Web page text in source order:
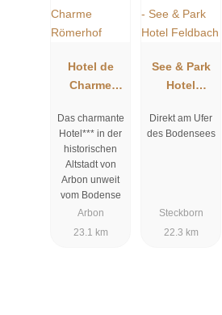
Hotel de
Charme
Das charmante
Hotel*** in der
historischen
Altstadt von
Arbon unweit
vom Bodense
Arbon
23.1 km
See & Park
Hotel
Direkt am Ufer
des Bodensees
Steckborn
22.3 km